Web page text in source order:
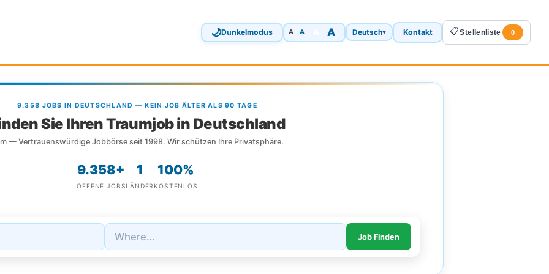
🌙Dunkelmodus A A A Deutsch▾ Kontakt 📋Stellenliste 0
9.358 JOBS IN DEUTSCHLAND — KEIN JOB ÄLTER ALS 90 TAGE
Sie Ihren Traumjob in Deutschland
— Vertrauenswürdige Jobbörse seit 1998. Wir schützen Ihre Privatsphäre.
9.358+
OFFENE JOBS
1
LÄNDER
100%
KOSTENLOS